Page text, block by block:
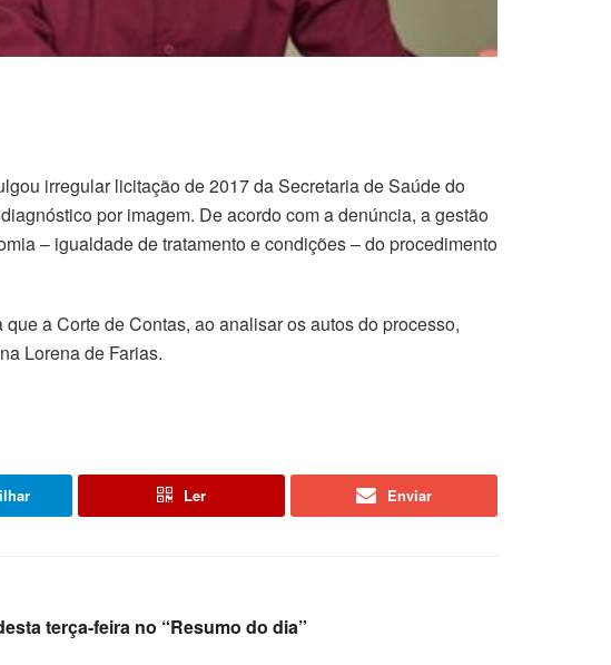
irregular licitação de 2017 da Secretaria de Saúde do
por imagem. De acordo com a denúncia, a gestão
– igualdade de tratamento e condições – do procedimento
a Corte de Contas, ao analisar os autos do processo,
Lorena de Farias.
Ler Enviar
terça-feira no “Resumo do dia”